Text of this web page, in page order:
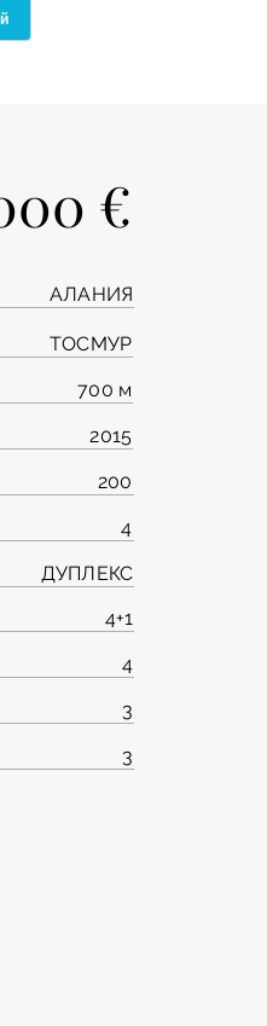
€
АЛАНИЯ
ТОСМУР
700 м
2015
200
4
ДУПЛЕКС
4+1
4
3
3